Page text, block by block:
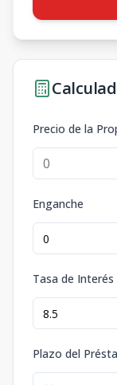
Precio de la
Enganche
Tasa de Interés
Plazo del